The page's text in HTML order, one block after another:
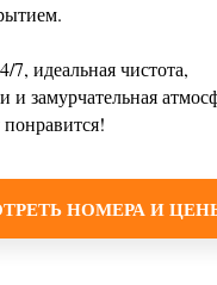
идеальная чистота,
и замурчательная
НОМЕРА И